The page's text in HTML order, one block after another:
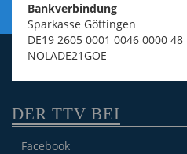
Bankverbindung
Sparkasse Göttingen
DE19 2605 0001 0046 0000 48
NOLADE21GOE
DER TTV BEI
Facebook